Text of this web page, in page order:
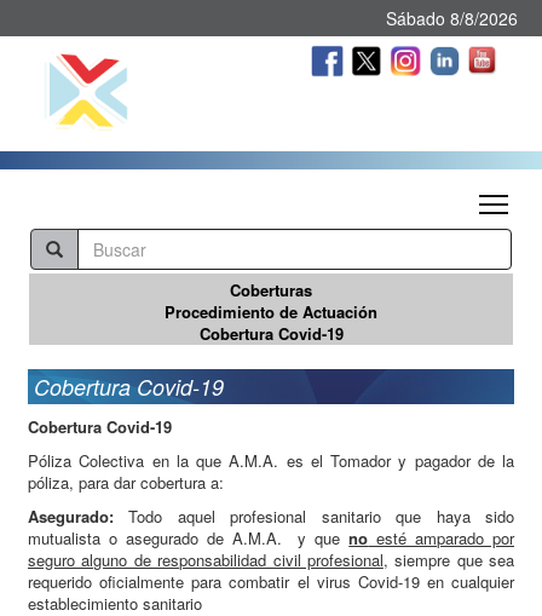
Sábado 8/8/2026
Coberturas
Procedimiento de Actuación
Cobertura Covid-19
Cobertura Covid-19
Cobertura Covid-19
Póliza Colectiva en la que A.M.A. es el Tomador y pagador de la
póliza, para dar cobertura a:
Asegurado:
Todo aquel profesional sanitario que haya sido
mutualista o asegurado de A.M.A. y queno esté amparado por
seguro alguno de responsabilidad civil profesional, siempre que sea
requerido oficialmente para combatir el virus Covid-19 en cualquier
establecimiento sanitario